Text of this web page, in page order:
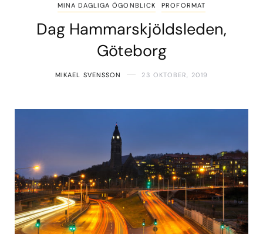
MINA DAGLIGA ÖGONBLICK PROFORMAT
Dag Hammarskjöldsleden,
Göteborg
MIKAEL SVENSSON 23 OKTOBER, 2019